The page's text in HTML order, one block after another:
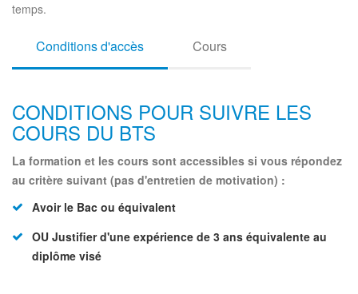
temps.
Conditions d'accès Cours
CONDITIONS POUR SUIVRE LES
COURS DU BTS
La formation et les cours sont accessibles si vous répondez
au critère suivant (pas d'entretien de motivation) :
Avoir le Bac ou équivalent
OU Justifier d'une expérience de 3 ans équivalente au
diplôme visé